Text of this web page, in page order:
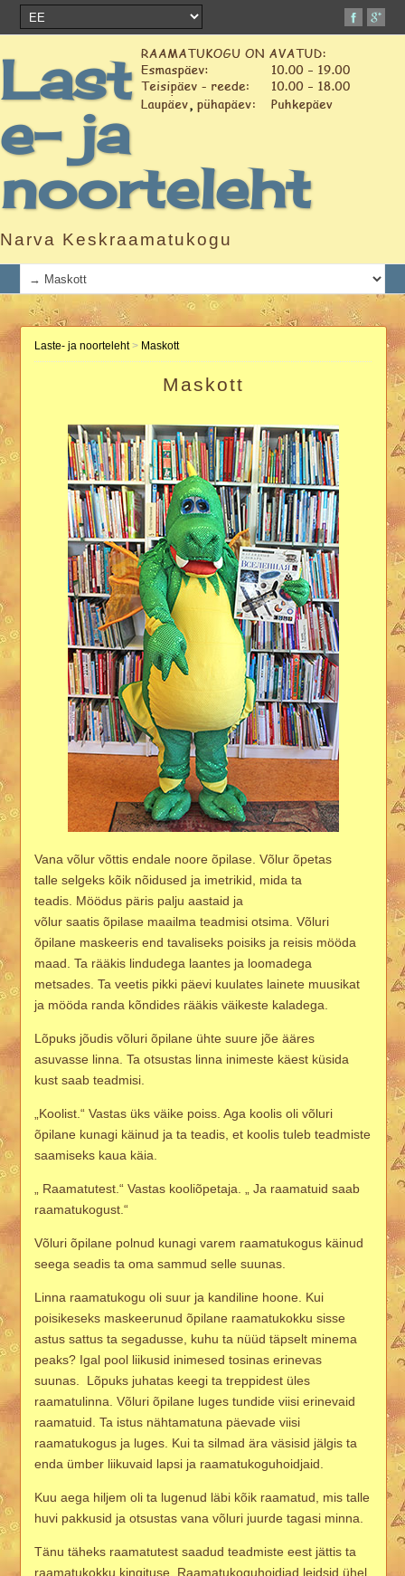
Last
e- ja
noorteleht
Narva Keskraamatukogu
Laste- ja noorteleht> Maskott
Maskott
Vana võlur võttis endale noore õpilase. Võlur õpetas
talle selgeks kõik nõidused ja imetrikid, mida ta
teadis. Möödus päris palju aastaid ja
võlur saatis õpilase maailma teadmisi otsima. Võluri
õpilane maskeeris end tavaliseks poisiks ja reisis mööda
maad. Ta rääkis lindudega laantes ja loomadega
metsades. Ta veetis pikki päevi kuulates lainete muusikat
ja mööda randa kõndides rääkis väikeste kaladega.
Lõpuks jõudis võluri õpilane ühte suure jõe ääres
asuvasse linna. Ta otsustas linna inimeste käest küsida
kust saab teadmisi.
„Koolist.“ Vastas üks väike poiss. Aga koolis oli võluri
õpilane kunagi käinud ja ta teadis, et koolis tuleb teadmiste
saamiseks kaua käia.
„ Raamatutest.“ Vastas kooliõpetaja. „ Ja raamatuid saab
raamatukogust.“
Võluri õpilane polnud kunagi varem raamatukogus käinud
seega seadis ta oma sammud selle suunas.
Linna raamatukogu oli suur ja kandiline hoone. Kui
poisikeseks maskeerunud õpilane raamatukokku sisse
astus sattus ta segadusse, kuhu ta nüüd täpselt minema
peaks? Igal pool liikusid inimesed tosinas erinevas
suunas. Lõpuks juhatas keegi ta treppidest üles
raamatulinna. Võluri õpilane luges tundide viisi erinevaid
raamatuid. Ta istus nähtamatuna päevade viisi
raamatukogus ja luges. Kui ta silmad ära väsisid jälgis ta
enda ümber liikuvaid lapsi ja raamatukoguhoidjaid.
Kuu aega hiljem oli ta lugenud läbi kõik raamatud, mis talle
huvi pakkusid ja otsustas vana võluri juurde tagasi minna.
Tänu täheks raamatutest saadud teadmiste eest jättis ta
raamatukokku kingituse. Raamatukoguhoidjad leidsid ühel